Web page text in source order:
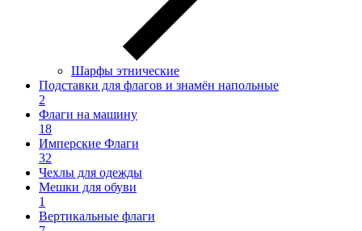
Шарфы этнические
Подставки для флагов и знамён напольные
2
Флаги на машину
18
Имперские Флаги
32
Чехлы для одежды
Мешки для обуви
1
Вертикальные флаги